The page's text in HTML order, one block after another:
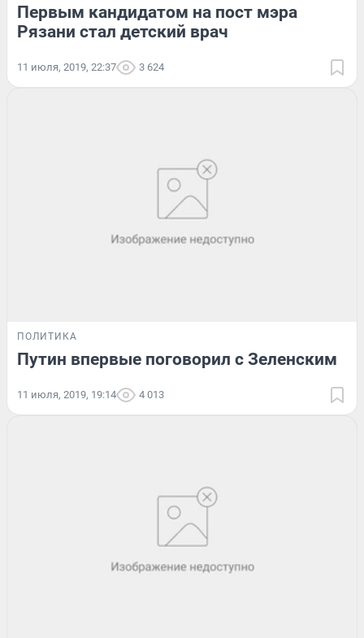
Первым кандидатом на пост мэра
Рязани стал детский врач
11 июля, 2019, 22:37 3 624
ПОЛИТИКА
Путин впервые поговорил с Зеленским
11 июля, 2019, 19:14 4 013